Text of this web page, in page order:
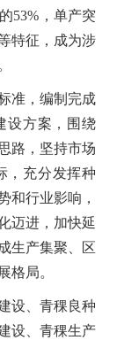
53%，单产突
特征，成为涉
准，编制完成
设方案，围绕
路，坚持市场
，充分发挥种
和行业影响，
迈进，加快延
生产集聚、区
格局。
设、青稞良种
设、青稞生产